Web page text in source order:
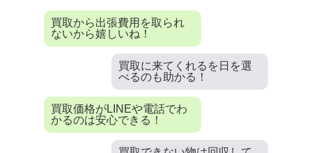
買取から出張費用を取られ
ないから嬉しいね！
買取に来てくれるを日を選
べるのも助かる！
買取価格がLINEや電話でわ
かるのは安心できる！